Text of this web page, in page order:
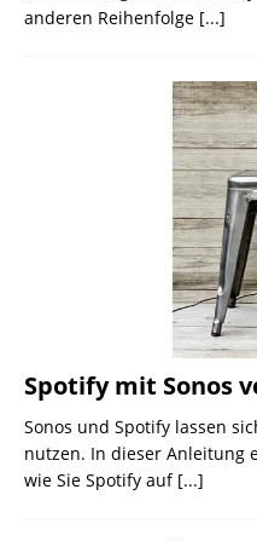
anderen Reihenfolge [...]
Spotify mit Sonos
Sonos und Spotify lassen
nutzen. In dieser Anleitung
wie Sie Spotify auf [...]